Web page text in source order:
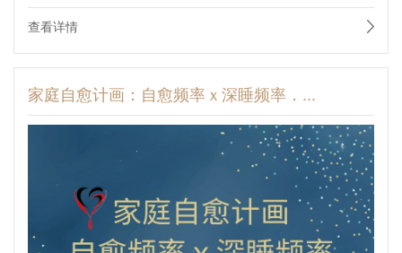
查看详情
家庭自愈计画：自愈频率ｘ深睡频率．...